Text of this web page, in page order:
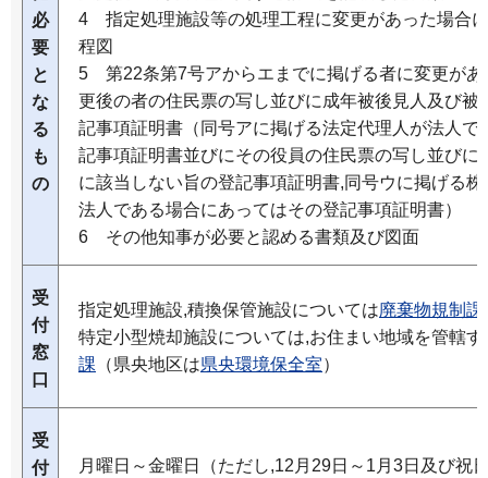
必
要
と
な
る
も
の
4 指定処理施設等の処理工程に変更があった場合
程図
5 第22条第7号アからエまでに掲げる者に変更があ
更後の者の住民票の写し並びに成年被後見人及び被
記事項証明書（同号アに掲げる法定代理人が法人で
記事項証明書並びにその役員の住民票の写し並びに
に該当しない旨の登記事項証明書,同号ウに掲げる
法人である場合にあってはその登記事項証明書）
6 その他知事が必要と認める書類及び図面
受
付
窓
口
指定処理施設,積換保管施設については廃棄物規制課
特定小型焼却施設については,お住まい地域を管轄す
課 （県央地区は県央環境保全室）
受
付
月曜日～金曜日（ただし,12月29日～1月3日及び祝